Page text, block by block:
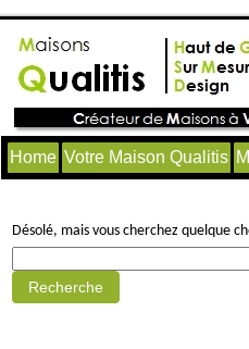
Home Votre Maison Qualitis
Désolé, mais vous cherchez quelque